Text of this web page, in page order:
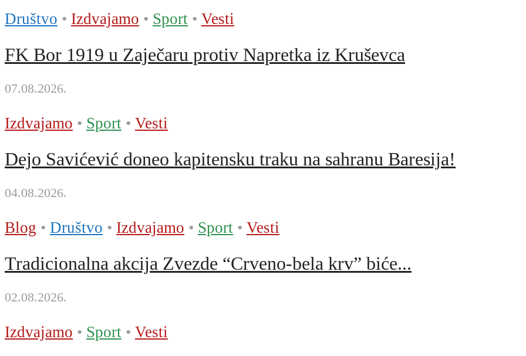
Društvo • Izdvajamo • Sport • Vesti
FK Bor 1919 u Zaječaru protiv Napretka iz Kruševca
07.08.2026.
Izdvajamo • Sport • Vesti
Dejo Savićević doneo kapitensku traku na sahranu Baresija!
04.08.2026.
Blog • Društvo • Izdvajamo • Sport • Vesti
Tradicionalna akcija Zvezde “Crveno-bela krv” biće...
02.08.2026.
Izdvajamo • Sport • Vesti